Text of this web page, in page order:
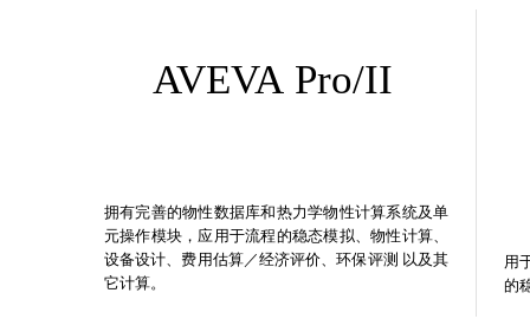
拥有完善的物性数据库和热力学物性计算系统及单
元操作模块，应用于流程的稳态模拟、物性计算、
设备设计、费用估算／经济评价、环保评测 以及其
它计算。
AVEVA Pro/II
用
的